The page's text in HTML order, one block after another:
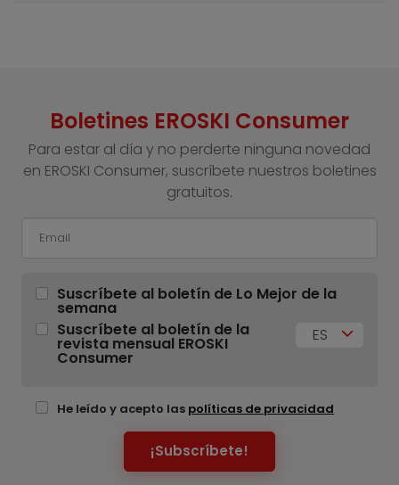
Boletines EROSKI Consumer
Para estar al día y no perderte ninguna novedad
en EROSKI Consumer, suscríbete nuestros boletines
gratuitos.
Suscríbete al boletín de Lo Mejor de la
semana
Suscríbete al boletín de la
revista mensual EROSKI
Consumer
ES
He leído y acepto las políticas de privacidad
¡Subscríbete!